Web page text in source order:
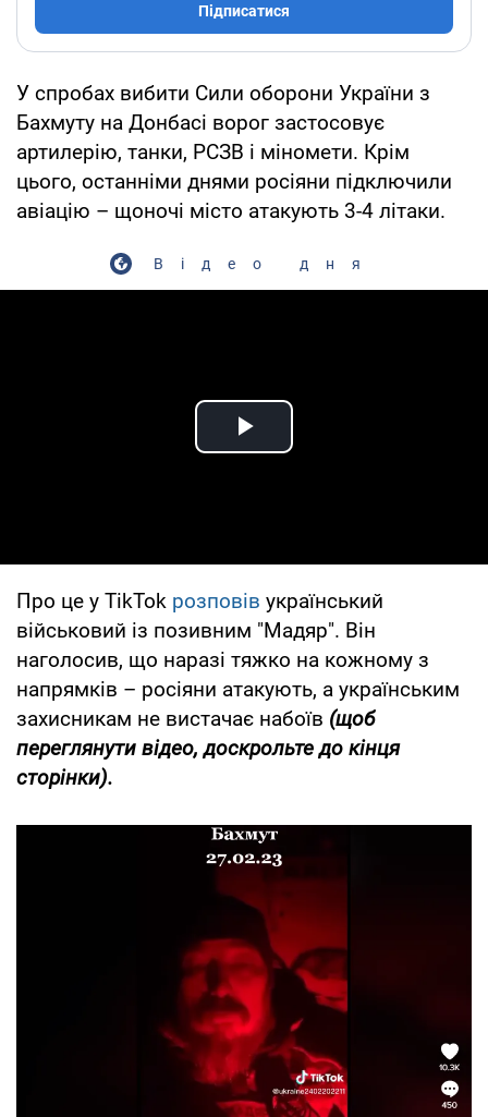
Підписатися
У спробах вибити Сили оборони України з
Бахмуту на Донбасі ворог застосовує
артилерію, танки, РСЗВ і міномети. Крім
цього, останніми днями росіяни підключили
авіацію – щоночі місто атакують 3-4 літаки.
Відео дня
Play Video
Про це у TikTok розповів український
військовий із позивним "Мадяр". Він
наголосив, що наразі тяжко на кожному з
напрямків – росіяни атакують, а українським
захисникам не вистачає набоїв (щоб
переглянути відео, доскрольте до кінця
сторінки).